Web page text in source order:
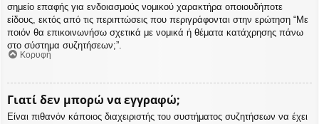
σημείο επαφής για ενδοιασμούς νομικού χαρακτήρα οποιουδήποτε
είδους, εκτός από τις περιπτώσεις που περιγράφονται στην ερώτηση “Με
ποιόν θα επικοινωνήσω σχετικά με νομικά ή θέματα κατάχρησης πάνω
στο σύστημα συζητήσεων;”.
Κορυφή
Γιατί δεν μπορώ να εγγραφώ;
Είναι πιθανόν κάποιος διαχειριστής του συστήματος συζητήσεων να έχει